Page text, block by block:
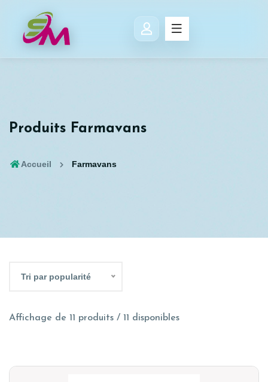
Produits Farmavans
Accueil Farmavans
Tri par popularité
Affichage de 11 produits / 11 disponibles